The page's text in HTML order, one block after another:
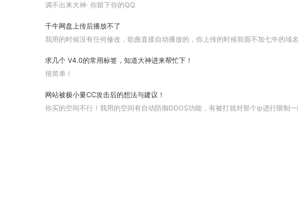
调不出来大神· 你留下你的QQ
千牛网盘上传后播放不了
我用的时候没有任何修改，歌曲直接自动播放的，你上传的时候前面不加七牛的域
求几个 V4.0的常用标签，知道大神进来帮忙下！
很简单！
这个s_name这个超链接部分。[dance:user zd=nichen] 找这个就明白了
网站被极小量CC攻击后的想法与建议！
你买的空间不行！我用的空间有自动防御DDOS功能，有被打就对那个ip进行限制